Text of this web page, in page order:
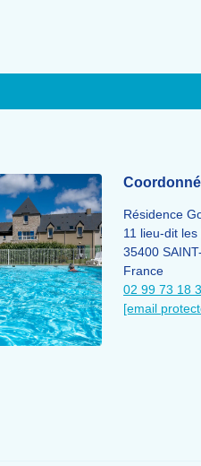
Résidence
11 lieu-dit
35400
France
02 99 73 18
[email